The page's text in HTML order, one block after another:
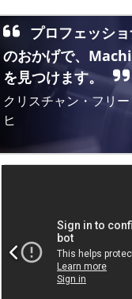
プロフェッシ
のおかげで、
を見つけます。
クリスチャン・フリ
ヒ